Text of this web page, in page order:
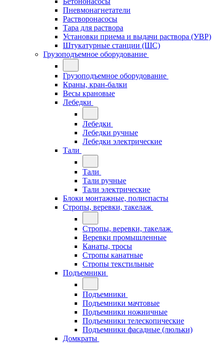
Пневмонагнетатели
Растворонасосы
Тара для раствора
Установки приема и выдачи раствора (УВР)
Штукатурные станции (ШС)
Грузоподъемное оборудование
Грузоподъемное оборудование
Краны, кран-балки
Весы крановые
Лебедки
Лебедки
Лебедки ручные
Лебедки электрические
Тали
Тали
Тали ручные
Тали электрические
Блоки монтажные, полиспасты
Стропы, веревки, такелаж
Стропы, веревки, такелаж
Веревки промышленные
Канаты, тросы
Стропы канатные
Стропы текстильные
Подъемники
Подъемники
Подъемники мачтовые
Подъемники ножничные
Подъемники телескопические
Подъемники фасадные (люльки)
Домкраты